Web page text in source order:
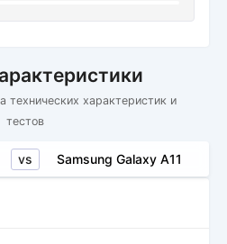
технических характеристик и
тестов
vs Samsung Galaxy A11